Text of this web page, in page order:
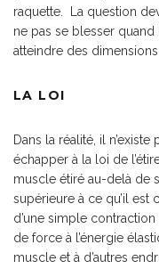
raquette. La question
ne pas se blesser
atteindre des
LA LOI
Dans la réalité, il
échapper à la loi de
muscle étiré au-delà de
supérieure à ce qu’il
d’une simple
de force à l’énergie
muscle et à d’autres